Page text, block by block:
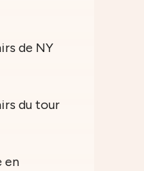
de NY
du tour
en